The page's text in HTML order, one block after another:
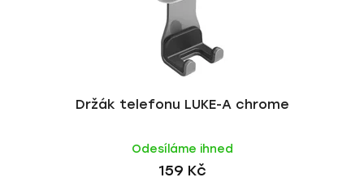
Držák telefonu LUKE-A chrome
Odesíláme ihned
159 Kč